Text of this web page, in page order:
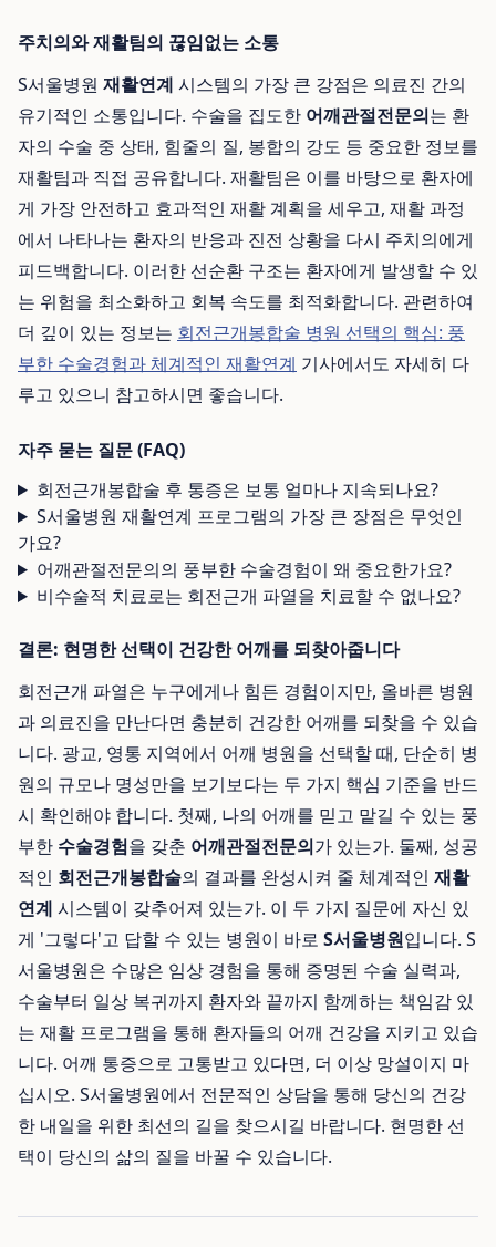
주치의와 재활팀의 끊임없는 소통
S서울병원 재활연계 시스템의 가장 큰 강점은 의료진 간의
유기적인 소통입니다. 수술을 집도한 어깨관절전문의는 환
자의 수술 중 상태, 힘줄의 질, 봉합의 강도 등 중요한 정보를
재활팀과 직접 공유합니다. 재활팀은 이를 바탕으로 환자에
게 가장 안전하고 효과적인 재활 계획을 세우고, 재활 과정
에서 나타나는 환자의 반응과 진전 상황을 다시 주치의에게
피드백합니다. 이러한 선순환 구조는 환자에게 발생할 수 있
는 위험을 최소화하고 회복 속도를 최적화합니다. 관련하여
더 깊이 있는 정보는 회전근개봉합술 병원 선택의 핵심: 풍
부한 수술경험과 체계적인 재활연계 기사에서도 자세히 다
루고 있으니 참고하시면 좋습니다.
자주 묻는 질문 (FAQ)
회전근개봉합술 후 통증은 보통 얼마나 지속되나요?
S서울병원 재활연계 프로그램의 가장 큰 장점은 무엇인
가요?
어깨관절전문의의 풍부한 수술경험이 왜 중요한가요?
비수술적 치료로는 회전근개 파열을 치료할 수 없나요?
결론: 현명한 선택이 건강한 어깨를 되찾아줍니다
회전근개 파열은 누구에게나 힘든 경험이지만, 올바른 병원
과 의료진을 만난다면 충분히 건강한 어깨를 되찾을 수 있습
니다. 광교, 영통 지역에서 어깨 병원을 선택할 때, 단순히 병
원의 규모나 명성만을 보기보다는 두 가지 핵심 기준을 반드
시 확인해야 합니다. 첫째, 나의 어깨를 믿고 맡길 수 있는 풍
부한 수술경험을 갖춘 어깨관절전문의가 있는가. 둘째, 성공
적인 회전근개봉합술의 결과를 완성시켜 줄 체계적인 재활
연계 시스템이 갖추어져 있는가. 이 두 가지 질문에 자신 있
게 '그렇다'고 답할 수 있는 병원이 바로 S서울병원입니다. S
서울병원은 수많은 임상 경험을 통해 증명된 수술 실력과,
수술부터 일상 복귀까지 환자와 끝까지 함께하는 책임감 있
는 재활 프로그램을 통해 환자들의 어깨 건강을 지키고 있습
니다. 어깨 통증으로 고통받고 있다면, 더 이상 망설이지 마
십시오. S서울병원에서 전문적인 상담을 통해 당신의 건강
한 내일을 위한 최선의 길을 찾으시길 바랍니다. 현명한 선
택이 당신의 삶의 질을 바꿀 수 있습니다.